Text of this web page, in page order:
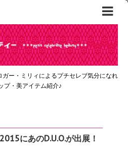
ー・ミリィによるプチセレブ気分になれ
プ・美アイテム紹介♪
にあのD.U.O.が出展！